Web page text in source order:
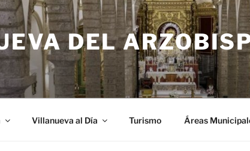
DEL
Villanueva al Día Turismo Áreas